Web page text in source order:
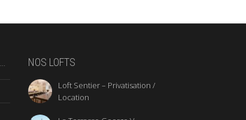
NOS LOFTS
Loft Sentier – Privatisation /
Location